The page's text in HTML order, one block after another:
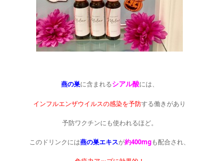
燕の巣に含まれるシアル酸には、
インフルエンザウイルスの感染を予防する働きがあり
予防ワクチンにも使われるほど。
このドリンクには燕の巣エキスが約400mgも配合され、